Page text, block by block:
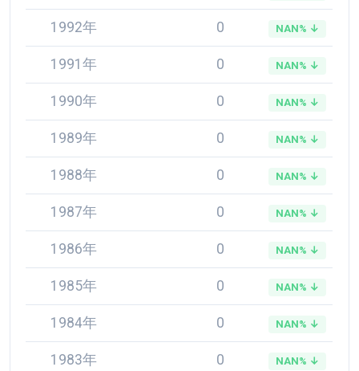
1992年 0 NAN% ↓
1991年 0 NAN% ↓
1990年 0 NAN% ↓
1989年 0 NAN% ↓
1988年 0 NAN% ↓
1987年 0 NAN% ↓
1986年 0 NAN% ↓
1985年 0 NAN% ↓
1984年 0 NAN% ↓
1983年 0 NAN% ↓